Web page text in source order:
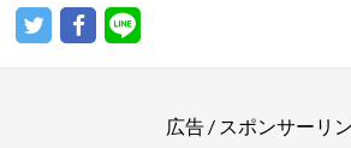
広告 / スポンサーリ